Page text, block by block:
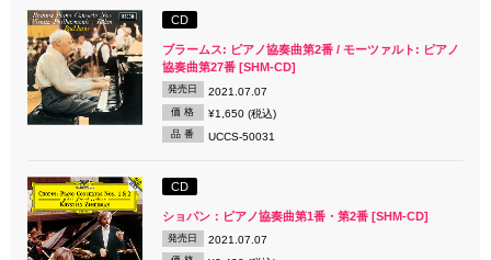
CD
ブラームス: ピアノ協奏曲第2番 / モーツァルト: ピアノ
協奏曲第27番 [SHM-CD]
発売日 2021.07.07
価 格 ¥1,650 (税込)
品 番 UCCS-50031
CD
ショパン：ピアノ協奏曲第1番・第2番 [SHM-CD]
発売日 2021.07.07